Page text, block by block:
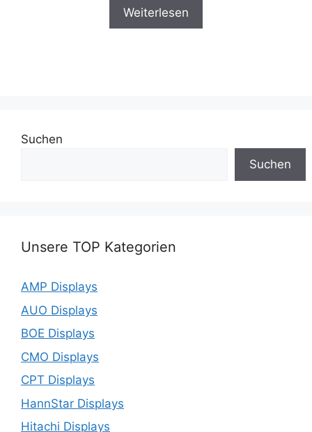
Weiterlesen
Suchen
Suchen
Unsere TOP Kategorien
AMP Displays
AUO Displays
BOE Displays
CMO Displays
CPT Displays
HannStar Displays
Hitachi Displays